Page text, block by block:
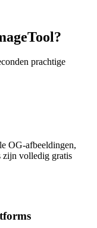
prachtige
OG-afbeeldingen,
zijn volledig gratis